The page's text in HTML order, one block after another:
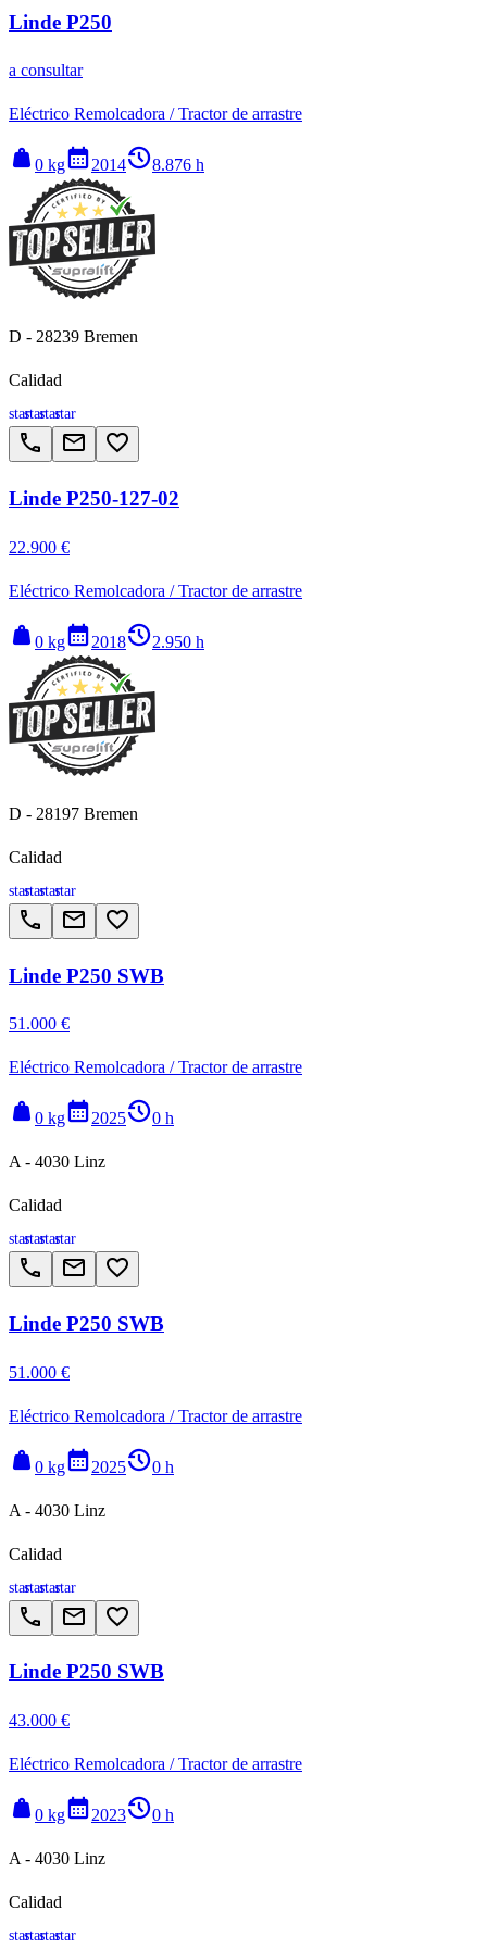
Linde P250
a consultar
Eléctrico Remolcadora / Tractor de arrastre
weight 0 kgcalendar_month2014history_28.876 h
D - 28239 Bremen
Calidad
starstarstarstar
call email favorite_border
Linde P250-127-02
22.900 €
Eléctrico Remolcadora / Tractor de arrastre
weight 0 kgcalendar_month2018history_22.950 h
D - 28197 Bremen
Calidad
starstarstarstar
call email favorite_border
Linde P250 SWB
51.000 €
Eléctrico Remolcadora / Tractor de arrastre
weight 0 kgcalendar_month2025history_20 h
A - 4030 Linz
Calidad
starstarstarstar
call email favorite_border
Linde P250 SWB
51.000 €
Eléctrico Remolcadora / Tractor de arrastre
weight 0 kgcalendar_month2025history_20 h
A - 4030 Linz
Calidad
starstarstarstar
call email favorite_border
Linde P250 SWB
43.000 €
Eléctrico Remolcadora / Tractor de arrastre
weight 0 kgcalendar_month2023history_20 h
A - 4030 Linz
Calidad
starstarstarstar